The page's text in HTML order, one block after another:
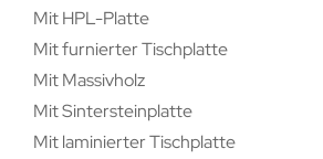
Mit HPL-Platte
Mit furnierter Tischplatte
Mit Massivholz
Mit Sintersteinplatte
Mit laminierter Tischplatte